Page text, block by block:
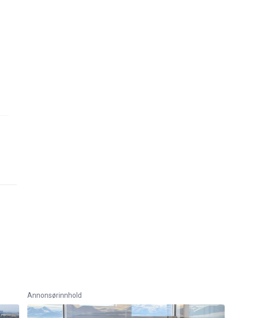
Annonsørinnhold